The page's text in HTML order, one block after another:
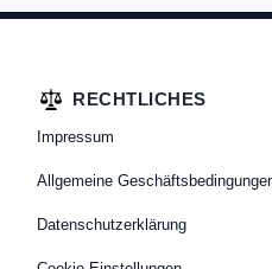
RECHTLICHES
Impressum
Allgemeine
Datenschutzerklärung